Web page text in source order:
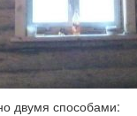
двумя способами: